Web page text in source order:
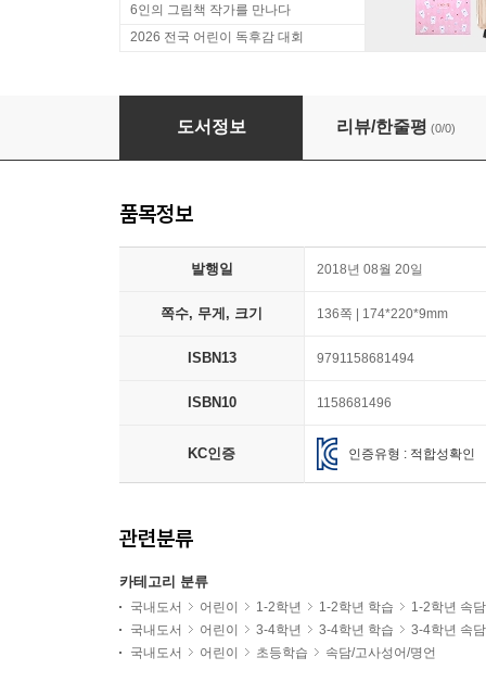
6인의 그림책 작가를 만나다
2026 전국 어린이 독후감 대회
초성퀴즈로 배우는 나는야 속담왕
도서정보 리뷰/한줄평 (0/0)
품목정보
발행일 2018년 08월 20일
쪽수, 무게, 크기 136쪽 | 174*220*9mm
ISBN13 9791158681494
ISBN10 1158681496
KC인증 인증유형 : 적합성확인
관련분류
카테고리 분류
국내도서 어린이 1-2학년 1-2학년 학습
1-2학년 속
국내도서
어린이 3-4학년 3-4학년 학습
3-4학년 속
국내도서
어린이 초등학습 속담/고사성어/명언